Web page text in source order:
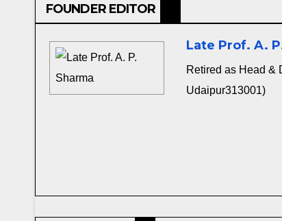
FOUNDER EDITOR
Late Prof. A.
Retired as Head &
Udaipur313001)